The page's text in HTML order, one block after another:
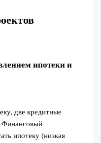
ипотеки и
две кредитные
Финансовый
ипотеку (низкая